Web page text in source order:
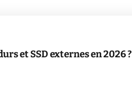
et SSD externes en 2026 ?